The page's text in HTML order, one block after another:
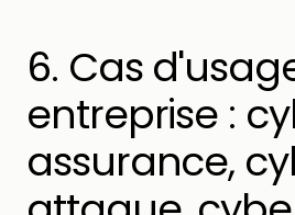
6. Cas
entreprise :
assurance,